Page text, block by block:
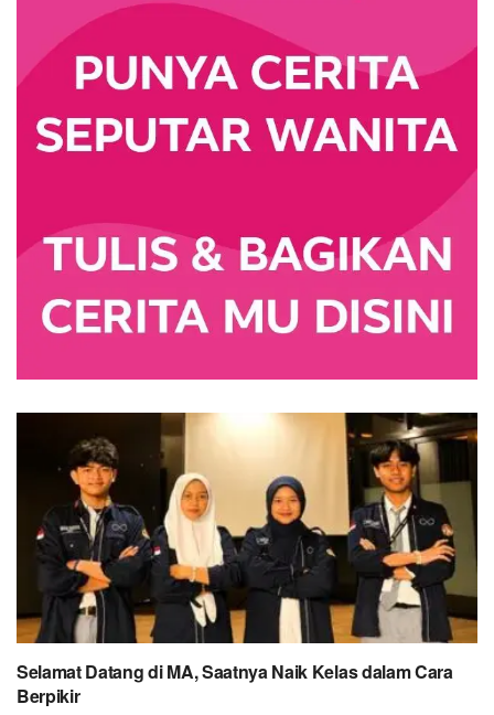
Selamat Datang di MA, Saatnya Naik Kelas dalam Cara
Berpikir